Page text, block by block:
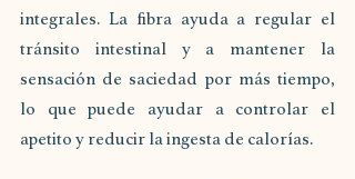
integrales. La fibra ayuda a regular el
tránsito intestinal y a mantener la
sensación de saciedad por más tiempo,
lo que puede ayudar a controlar el
apetito y reducir la ingesta de calorías.